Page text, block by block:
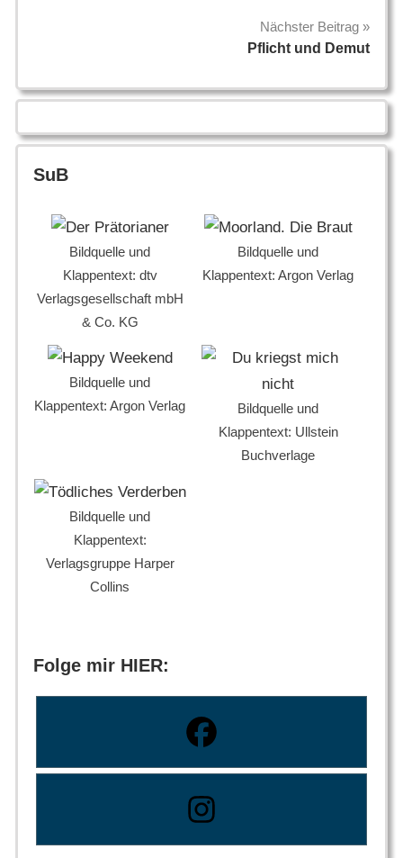
Nächster Beitrag
Pflicht und Demut
SuB
Bildquelle und
Klappentext: dtv
Verlagsgesellschaft mbH
& Co. KG
Bildquelle und
Klappentext: Argon Verlag
Bildquelle und
Klappentext: Argon Verlag
Bildquelle und
Klappentext: Ullstein
Buchverlage
Bildquelle und
Klappentext:
Verlagsgruppe Harper
Collins
Folge mir HIER: